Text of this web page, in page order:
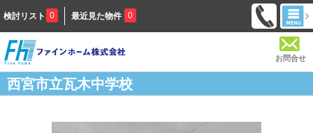
検討リスト 0 最近見た物件 0
お問合せ
西宮市立瓦木中学校